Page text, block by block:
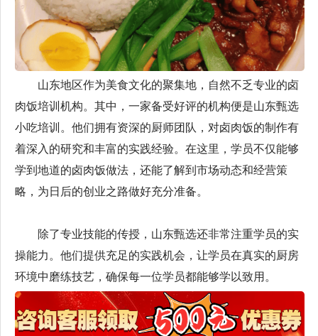
山东地区作为美食文化的聚集地，自然不乏专业的卤
肉饭培训机构。其中，一家备受好评的机构便是山东甄选
小吃培训。他们拥有资深的厨师团队，对卤肉饭的制作有
着深入的研究和丰富的实践经验。在这里，学员不仅能够
学到地道的卤肉饭做法，还能了解到市场动态和经营策
略，为日后的创业之路做好充分准备。
除了专业技能的传授，山东甄选还非常注重学员的实
操能力。他们提供充足的实践机会，让学员在真实的厨房
环境中磨练技艺，确保每一位学员都能够学以致用。